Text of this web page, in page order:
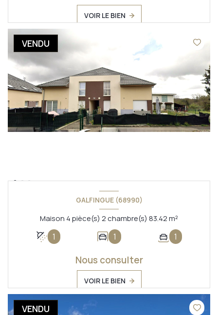
VOIR LE BIEN
VENDU
GALFINGUE (68990)
Maison 4 pièce(s) 2 chambre(s) 83.42 m²
1 1 1
Nous consulter
VOIR LE BIEN
VENDU